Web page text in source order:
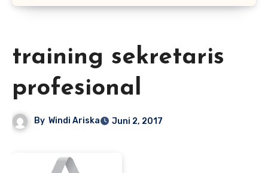
training sekretaris
profesional
By Windi Ariska Juni 2, 2017